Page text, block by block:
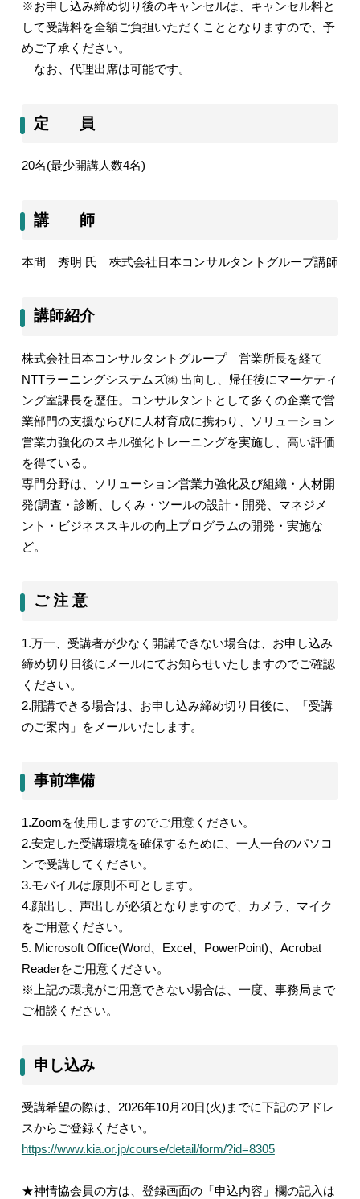
※お申し込み締め切り後のキャンセルは、キャンセル料と
して受講料を全額ご負担いただくこととなりますので、予
めご了承ください。
なお、代理出席は可能です。
定 員
20名(最少開講人数4名)
講 師
本間 秀明 氏 株式会社日本コンサルタントグループ講師
講師紹介
株式会社日本コンサルタントグループ 営業所長を経て
NTTラーニングシステムズ㈱ 出向し、帰任後にマーケティ
ング室課長を歴任。コンサルタントとして多くの企業で営
業部門の支援ならびに人材育成に携わり、ソリューション
営業力強化のスキル強化トレーニングを実施し、高い評価
を得ている。
専門分野は、ソリューション営業力強化及び組織・人材開
発(調査・診断、しくみ・ツールの設計・開発、マネジメ
ント・ビジネススキルの向上プログラムの開発・実施な
ど。
ご 注 意
1.万一、受講者が少なく開講できない場合は、お申し込み
締め切り日後にメールにてお知らせいたしますのでご確認
ください。
2.開講できる場合は、お申し込み締め切り日後に、「受講
のご案内」をメールいたします。
事前準備
1.Zoomを使用しますのでご用意ください。
2.安定した受講環境を確保するために、一人一台のパソコ
ンで受講してください。
3.モバイルは原則不可とします。
4.顔出し、声出しが必須となりますので、カメラ、マイク
をご用意ください。
5. Microsoft Office(Word、 Excel、 PowerPoint)
Acrobat
Readerをご用意ください。
※上記の環境がご用意できない場合は、一度、事務局まで
ご相談ください。
申し込み
受講希望の際は、 2026年10月 20日(火) までに下記のアドレ
スからご登録ください。
https://www.kia.or.jp/course/detail/form/?id=8305
★神情協会員の方は、登録画面の「申込内容」欄の記入は